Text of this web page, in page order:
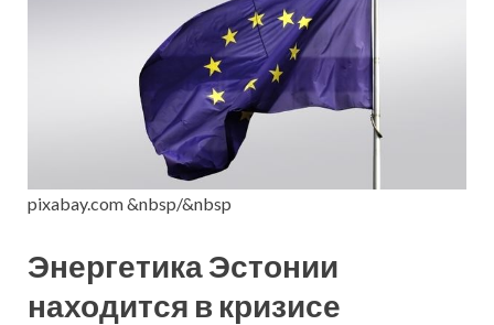
pixabay.com &nbsp/&nbsp
Энергетика Эстонии
находится в кризисе